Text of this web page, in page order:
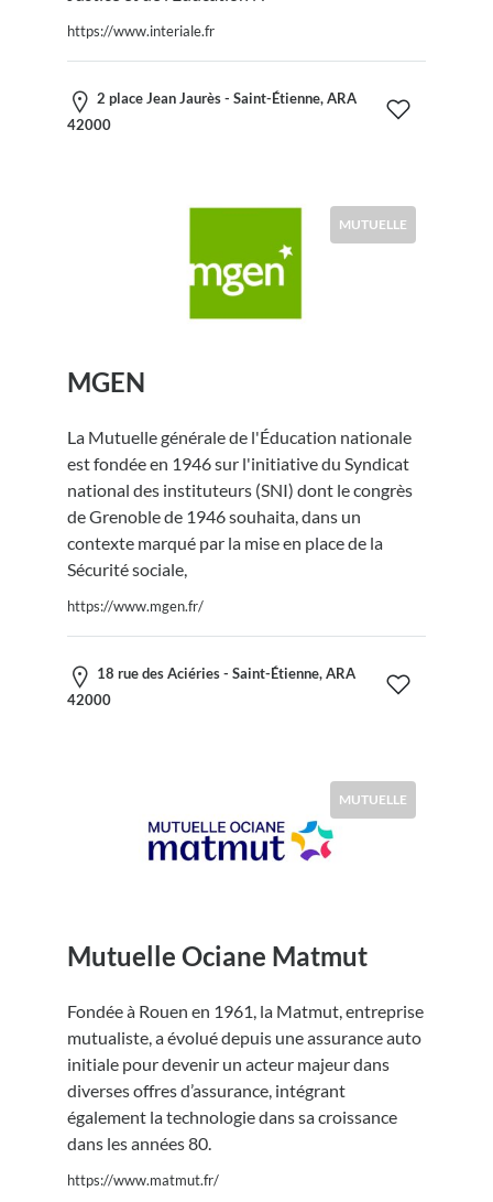
https://www.interiale.fr
2 place Jean Jaurès - Saint-Étienne, ARA
42000
MUTUELLE
MGEN
La Mutuelle générale de l'Éducation nationale
est fondée en 1946 sur l'initiative du Syndicat
national des instituteurs (SNI) dont le congrès
de Grenoble de 1946 souhaita, dans un
contexte marqué par la mise en place de la
Sécurité sociale,
https://www.mgen.fr/
18 rue des Aciéries - Saint-Étienne, ARA
42000
MUTUELLE
Mutuelle Ociane Matmut
Fondée à Rouen en 1961, la Matmut, entreprise
mutualiste, a évolué depuis une assurance auto
initiale pour devenir un acteur majeur dans
diverses offres d’assurance, intégrant
également la technologie dans sa croissance
dans les années 80.
https://www.matmut.fr/